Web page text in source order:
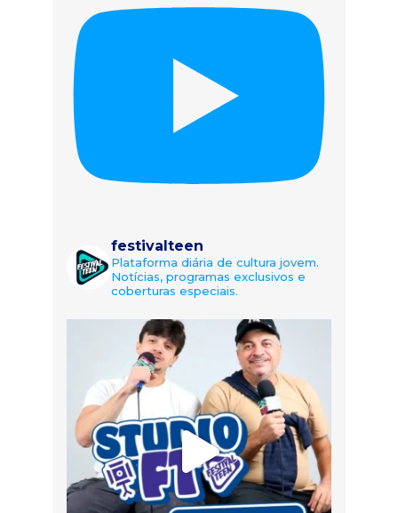
festivalteen
Plataforma diária de cultura jovem.
Notícias, programas exclusivos e
coberturas especiais.